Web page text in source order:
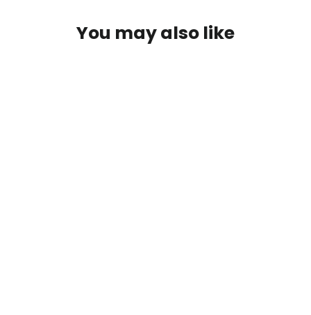
You may also like